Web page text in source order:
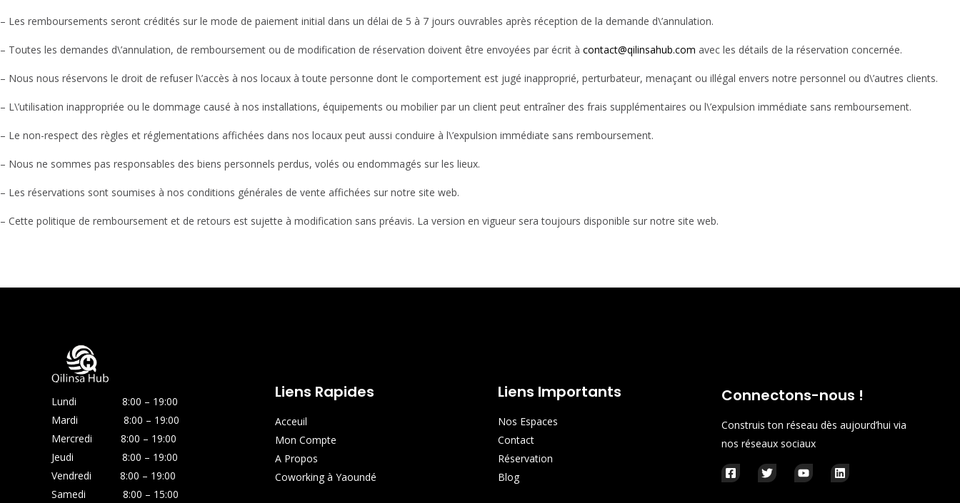
– Les remboursements seront crédités sur le mode de paiement initial dans un délai de 5 à 7 jours ouvrables après réception de la demande d\’annulation.
– Toutes les demandes d\’annulation, de remboursement ou de modification de réservation doivent être envoyées par écrit à contact@qilinsahub.com avec les détails de la réservation concernée.
– Nous nous réservons le droit de refuser l\’accès à nos locaux à toute personne dont le comportement est jugé inapproprié, perturbateur, menaçant ou illégal envers notre personnel ou d\’autres clients.
– L\’utilisation inappropriée ou le dommage causé à nos installations, équipements ou mobilier par un client peut entraîner des frais supplémentaires ou l\’expulsion immédiate sans remboursement.
– Le non-respect des règles et réglementations affichées dans nos locaux peut aussi conduire à l\’expulsion immédiate sans remboursement.
– Nous ne sommes pas responsables des biens personnels perdus, volés ou endommagés sur les lieux.
– Les réservations sont soumises à nos conditions générales de vente affichées sur notre site web.
– Cette politique de remboursement et de retours est sujette à modification sans préavis. La version en vigueur sera toujours disponible sur notre site web.
Lundi 8:00 – 19:00
Mardi 8:00 – 19:00
Mercredi 8:00 – 19:00
Jeudi 8:00 – 19:00
Vendredi 8:00 – 19:00
Samedi 8:00 – 15:00
Liens Rapides
Acceuil
Mon Compte
A Propos
Coworking à Yaoundé
Liens Importants
Nos Espaces
Contact
Réservation
Blog
Connectons-nous !
Construis ton réseau dès aujourd’hui via
nos réseaux sociaux